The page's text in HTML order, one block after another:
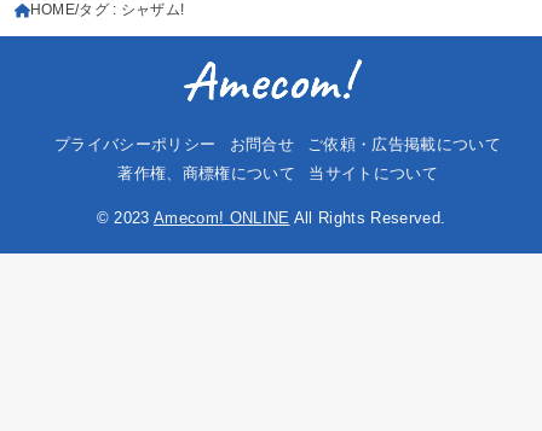
HOME タグ : シャザム!
プライバシーポリシー お問合せ
ご依頼・広告掲載について
著作権、商標権について
当サイトについて
© 2023 Amecom! ONLINE All Rights Reserved.